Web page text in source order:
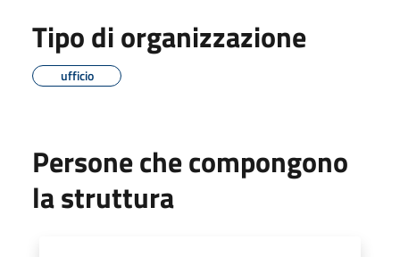
Tipo di organizzazione
ufficio
Persone che compongono
la struttura